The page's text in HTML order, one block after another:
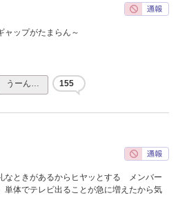
ャップがたまらん～
うーん… 155
なときがあるからヒヤッとする メンバー
単体でテレビ出ることが急に増えたから気